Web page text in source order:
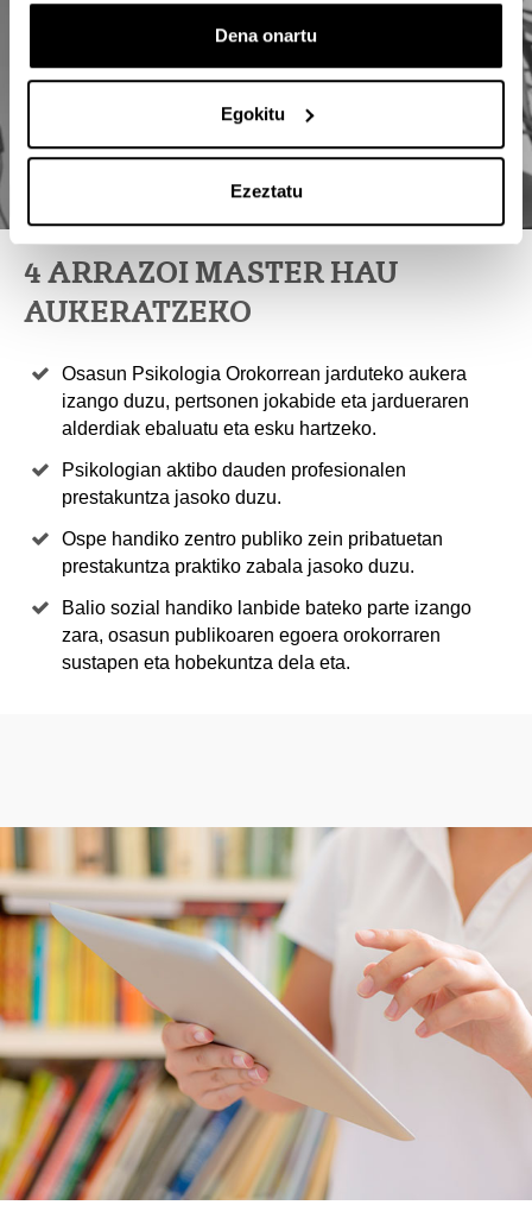
Dena onartu
Egokitu
Ezeztatu
4 ARRAZOI MASTER HAU
AUKERATZEKO
Osasun Psikologia Orokorrean jarduteko aukera
izango duzu, pertsonen jokabide eta jardueraren
alderdiak ebaluatu eta esku hartzeko.
Psikologian aktibo dauden profesionalen
prestakuntza jasoko duzu.
Ospe handiko zentro publiko zein pribatuetan
prestakuntza praktiko zabala jasoko duzu.
Balio sozial handiko lanbide bateko parte izango
zara, osasun publikoaren egoera orokorraren
sustapen eta hobekuntza dela eta.